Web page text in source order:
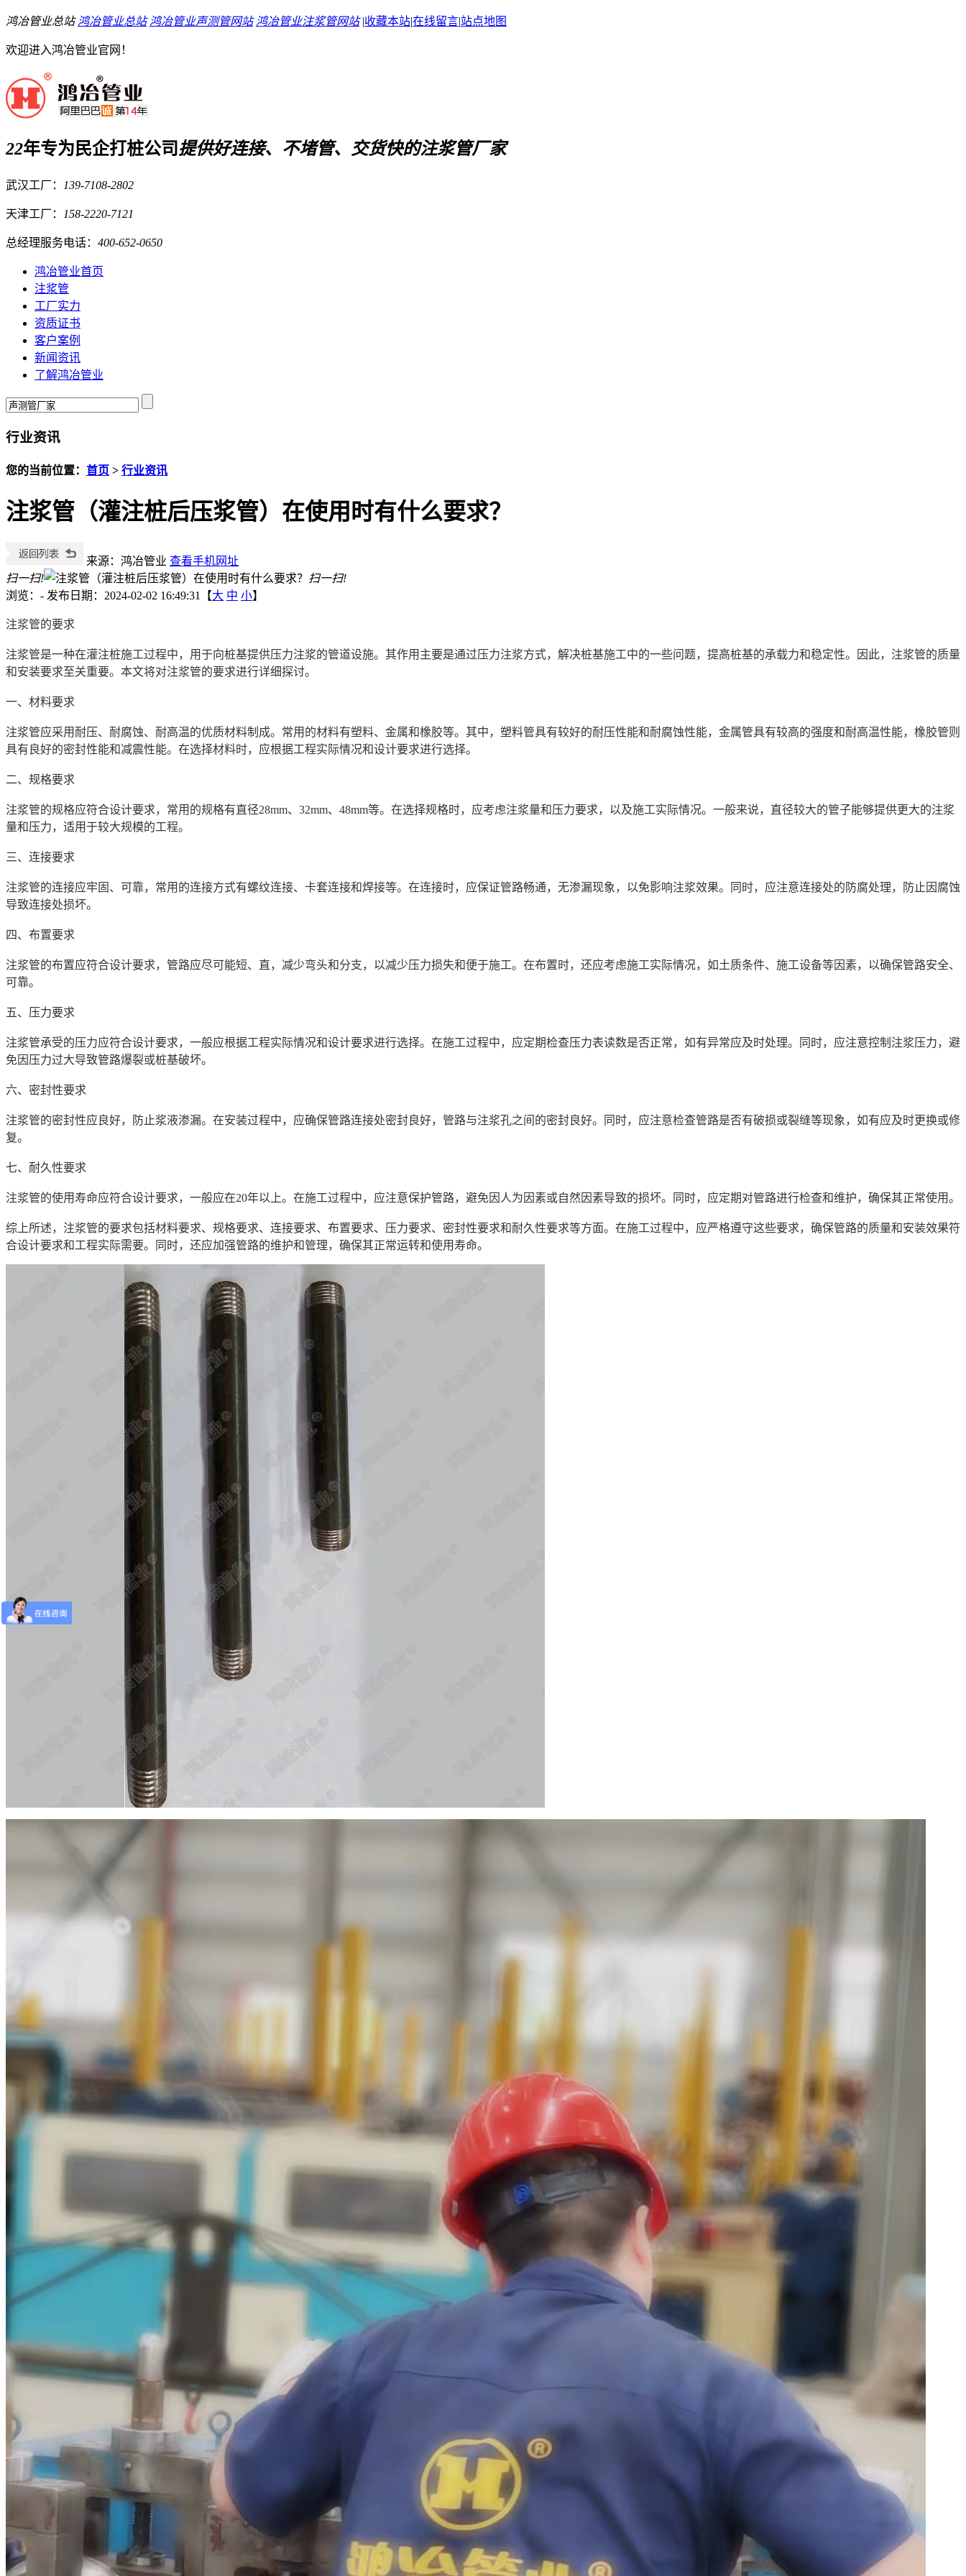
鸿冶管业总站 鸿冶管业总站 鸿冶管业声测管网站 鸿冶管业注浆管网站 |收藏本站|在线留言|站点地图
欢迎进入鸿冶管业官网！
22年专为民企打桩公司 提供好连接、不堵管、交货快的注浆管厂家
武汉工厂： 139-7108-2802
天津工厂： 158-2220-7121
总经理服务电话： 400-652-0650
鸿冶管业首页
注浆管
工厂实力
资质证书
客户案例
新闻资讯
了解鸿冶管业
行业资讯
您的当前位置： 首页 > 行业资讯
注浆管（灌注桩后压浆管）在使用时有什么要求？
来源：鸿冶管业 查看手机网址
扫一扫!
扫一扫!
浏览： - 发布日期：2024-02-02 16:49:31【大 中 小】
注浆管的要求
注浆管是一种在灌注桩施工过程中，用于向桩基提供压力注浆的管道设施。其作用主要是通过压力注浆方式，解决桩基施工中的一些问题，提高桩基的承载力和稳定性。因此， 注浆管的质量
和安装要求至关重要。本文将对注浆管的要求进行详细探讨。
一、材料要求
注浆管应采用耐压、耐腐蚀、耐高温的优质材料制成。常用的材料有塑料、金属和橡胶等。其中，塑料管具有较好的耐压性能和耐腐蚀性能，金属管具有较高的强度和耐高温性能，橡胶管则
具有良好的密封性能和减震性能。在选择材料时，应根据工程实际情况和设计要求进行选择。
二、规格要求
注浆管的规格应符合设计要求，常用的规格有直径28mm、32mm、48mm等。在选择规格时，应考虑注浆量和压力要求，以及施工实际情况。一般来说，直径较大的管子能够提供更大的注浆
量和压力，适用于较大规模的工程。
三、连接要求
注浆管的连接应牢固、可靠，常用的连接方式有螺纹连接、卡套连接和焊接等。在连接时，应保证管路畅通，无渗漏现象，以免影响注浆效果。同时，应注意连接处的防腐处理，防止因腐蚀
导致连接处损坏。
四、布置要求
注浆管的布置应符合设计要求，管路应尽可能短、直，减少弯头和分支，以减少压力损失和便于施工。在布置时，还应考虑施工实际情况，如土质条件、施工设备等因素，以确保管路安全、
可靠。
五、压力要求
注浆管承受的压力应符合设计要求，一般应根据工程实际情况和设计要求进行选择。在施工过程中，应定期检查压力表读数是否正常，如有异常应及时处理。同时，应注意控制注浆压力，避
免因压力过大导致管路爆裂或桩基破坏。
六、密封性要求
注浆管的密封性应良好，防止浆液渗漏。在安装过程中，应确保管路连接处密封良好，管路与注浆孔之间的密封良好。同时，应注意检查管路是否有破损或裂缝等现象，如有应及时更换或修
复。
七、耐久性要求
注浆管的使用寿命应符合设计要求，一般应在20年以上。在施工过程中，应注意保护管路，避免因人为因素或自然因素导致的损坏。同时，应定期对管路进行检查和维护，确保其正常使用。
综上所述， 注浆管的要求包括材料要求、规格要求、连接要求、布置要求、压力要求、密封性要求和耐久性要求等方面。在施工过程中，应严格遵守这些要求，确保管路的质量和安装效果符
合设计要求和工程实际需要。同时，还应加强管路的维护和管理，确保其正常运转和使用寿命。